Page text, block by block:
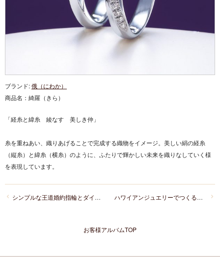
ブランド:俄（にわか）
商品名： 綺羅（きら）
「経糸と緯糸 綾なす 美しき仲」
糸を重ねあい、織りあげることで完成する織物をイメージ。美しい絹の経糸
（縦糸）と緯糸（横糸）のように、ふたりで輝かしい未来を織りなしていく様
を表現しています。
ハワイアンジュエリーでつくる、こだわりのマカナの結婚指輪
シンプルな王道婚約指輪とダイヤモンドがきれいな結婚指輪を重ね付け！また、お返し時計をサプライズで！
お客様アルバムTOP